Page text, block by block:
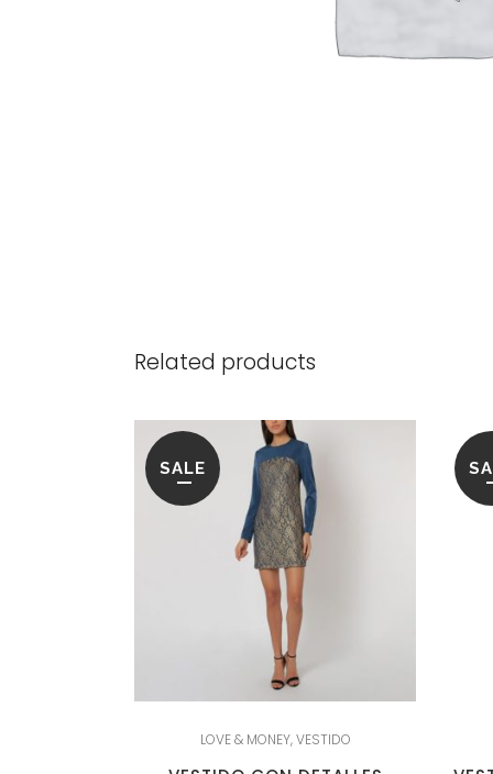
Related products
SALE
LOVE & MONEY,VESTIDO